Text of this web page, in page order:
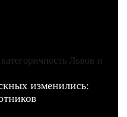
Львов и
изменились: